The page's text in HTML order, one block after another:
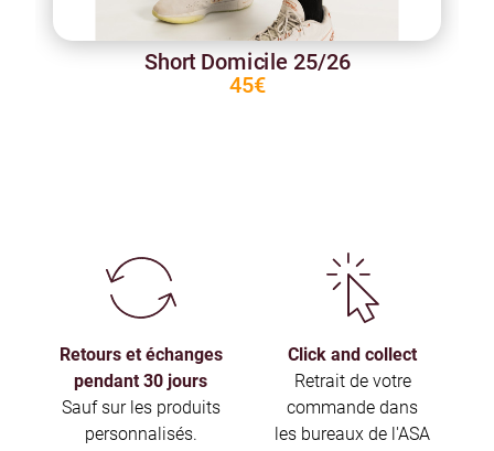
Short Domicile 25/26
45€
Retours et échanges
pendant 30 jours
Sauf sur les produits
personnalisés.
Click and collect
Retrait de votre
commande dans
les bureaux de l'ASA